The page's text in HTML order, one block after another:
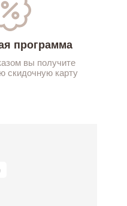
программа
вы получите
скидочную карту